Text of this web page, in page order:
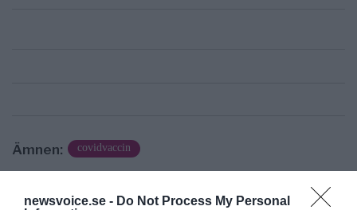
newsvoice.se - Do Not Process My Personal
Ämnen: covidvaccin